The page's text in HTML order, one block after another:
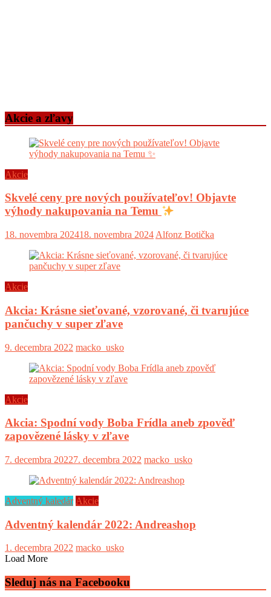
Akcie a zľavy
Akcie
Skvelé ceny pre nových používateľov! Objavte
výhody nakupovania na Temu
18. novembra 202418. novembra 2024 Alfonz Botička
Akcie
Akcia: Krásne sieťované, vzorované, či tvarujúce
pančuchy v super zľave
9. decembra 2022 macko_usko
Akcie
Akcia: Spodní vody Boba Frídla aneb zpověď
zapovězené lásky v zľave
7. decembra 20227. decembra 2022 macko_usko
Adventný kaledár Akcie
Adventný kalendár 2022: Andreashop
1. decembra 2022 macko_usko
Load More
Sleduj nás na Facebooku